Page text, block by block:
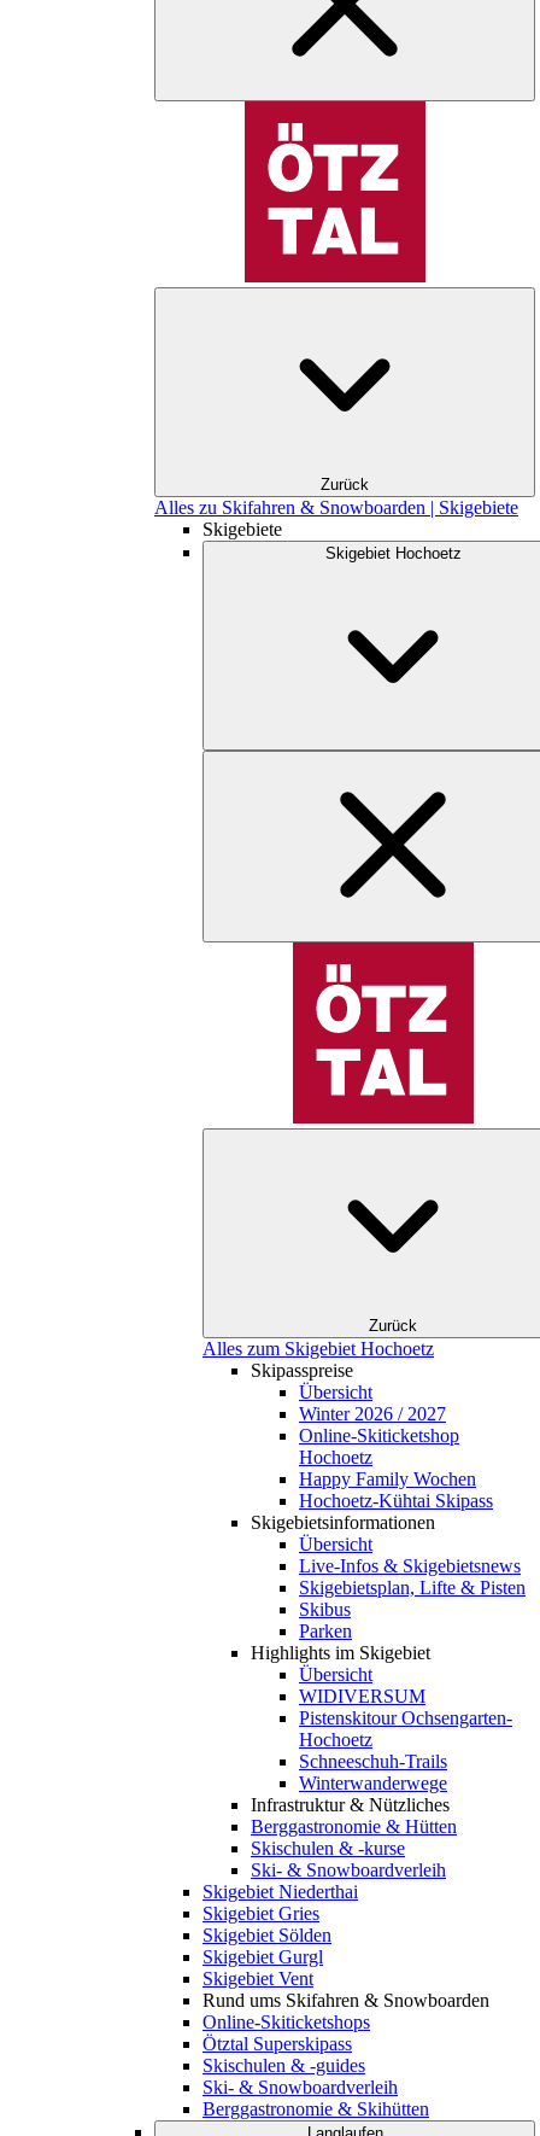
Zurück
Alles zu Skifahren & Snowboarden | Skigebiete
Skigebiete
Skigebiet Hochoetz
Zurück
Alles zum Skigebiet Hochoetz
Skipasspreise
Übersicht
Winter 2026 / 2027
Online-Skiticketshop
Hochoetz
Happy Family Wochen
Hochoetz-Kühtai Skipass
Skigebietsinformationen
Übersicht
Live-Infos & Skigebietsnews
Skigebietsplan, Lifte & Pisten
Skibus
Parken
Highlights im Skigebiet
Übersicht
WIDIVERSUM
Pistenskitour Ochsengarten-
Hochoetz
Schneeschuh-Trails
Winterwanderwege
Infrastruktur & Nützliches
Berggastronomie & Hütten
Skischulen & -kurse
Ski- & Snowboardverleih
Skigebiet Niederthai
Skigebiet Gries
Skigebiet Sölden
Skigebiet Gurgl
Skigebiet Vent
Rund ums Skifahren & Snowboarden
Online-Skiticketshops
Ötztal Superskipass
Skischulen & -guides
Ski- & Snowboardverleih
Berggastronomie & Skihütten